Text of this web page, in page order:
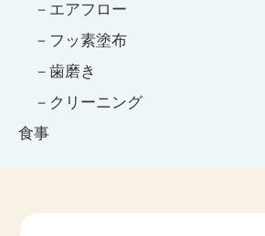
エアフロー
フッ素塗布
歯磨き
クリーニング
食事